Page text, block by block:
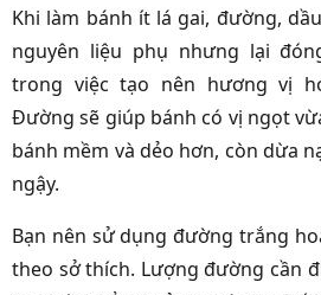
Khi làm bánh ít lá gai, đường,
nguyên liệu phụ nhưng lại
trong việc tạo nên hương vị
Đường sẽ giúp bánh có vị ngọt
bánh mềm và dẻo hơn, còn dừa
ngậy.
Bạn nên sử dụng đường trắng
theo sở thích. Lượng đường cần